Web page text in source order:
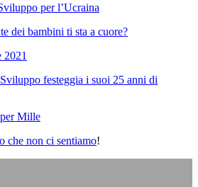
per l’Ucraina
dei bambini ti sta a cuore?
2021
festeggia i suoi 25 anni di
Mille
che non ci sentiamo!